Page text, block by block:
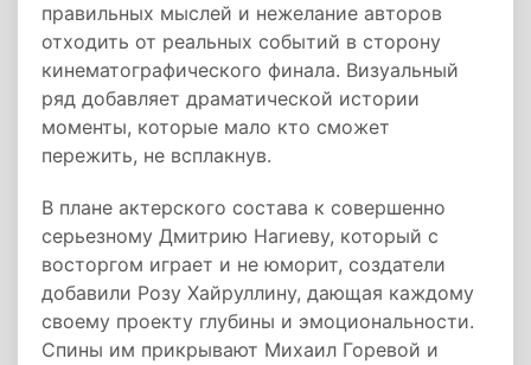
правильных мыслей и нежелание авторов
отходить от реальных событий в сторону
кинематографического финала. Визуальный
ряд добавляет драматической истории
моменты, которые мало кто сможет
пережить, не всплакнув.
В плане актерского состава к совершенно
серьезному Дмитрию Нагиеву, который с
восторгом играет и не юморит, создатели
добавили Розу Хайруллину, дающая каждому
своему проекту глубины и эмоциональности.
Спины им прикрывают Михаил Горевой и